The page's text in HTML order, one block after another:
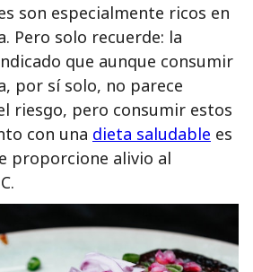
son especialmente ricos en
Pero solo recuerde: la
que aunque consumir
por sí solo, no parece
riesgo, pero consumir estos
con una dieta saludable es
proporcione alivio al